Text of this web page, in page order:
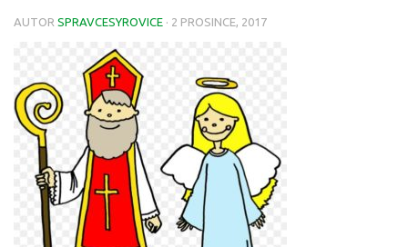
AUTOR SPRAVCESYROVICE · 2 PROSINCE, 2017